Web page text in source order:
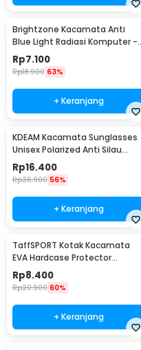
Brightzone Kacamata Anti
Blue Light Radiasi Komputer -
E27
Rp7.100
Rp18.900 63%
+ Keranjang
KDEAM Kacamata Sunglasses
Unisex Polarized Anti Silau
Outdoor UV200 KD156 - KD156
Rp16.400
Rp36.900 56%
+ Keranjang
TaffSPORT Kotak Kacamata
EVA Hardcase Protector
Waterproof - JL-10028
Rp8.400
Rp20.900 60%
+ Keranjang